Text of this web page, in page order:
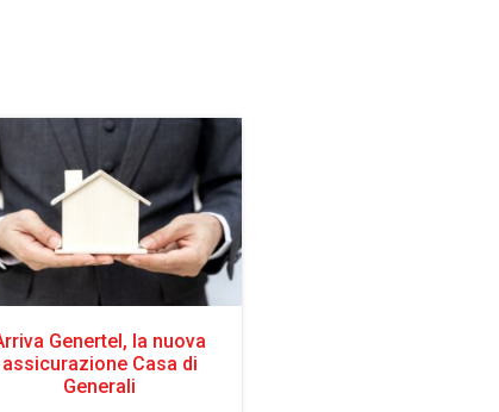
Genertel, la nuova
assicurazione Casa di
Generali